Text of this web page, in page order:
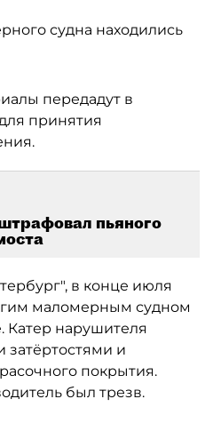
судна находились
передадут в
принятия
пьяного
в конце июля
маломерным судном
Катер нарушителя
затёртостями и
покрытия.
был трезв.